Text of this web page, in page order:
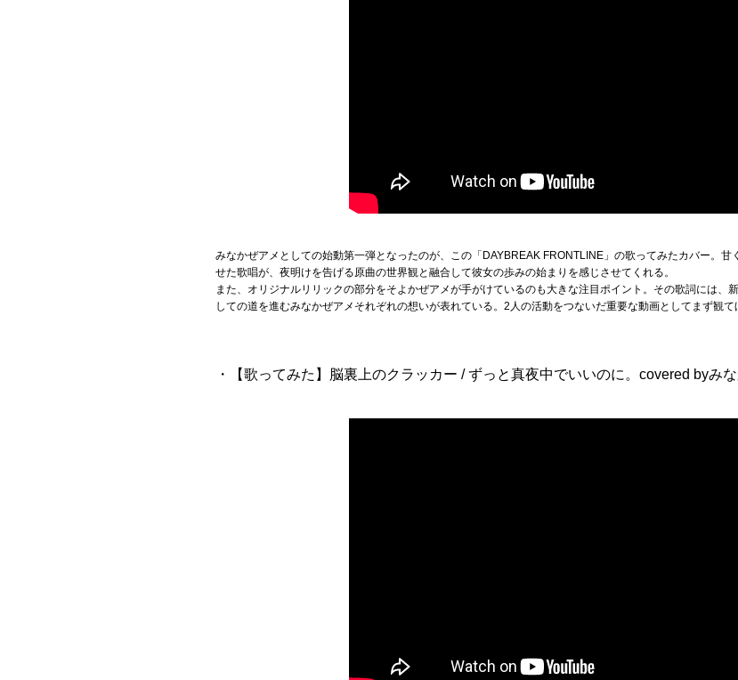
みなかぜアメとしての始動第一弾となったのが、この「DAYBREAK FRONTLINE」の歌ってみたカバー。
せた歌唱が、夜明けを告げる原曲の世界観と融合して彼女の歩みの始まりを感じさせてくれる。
また、オリジナルリリックの部分をそよかぜアメが手がけているのも大きな注目ポイント。その歌詞には、
しての道を進むみなかぜアメそれぞれの想いが表れている。2人の活動をつないだ重要な動画としてまず観て
・【歌ってみた】脳裏上のクラッカー / ずっと真夜中でいいのに。covered byみ